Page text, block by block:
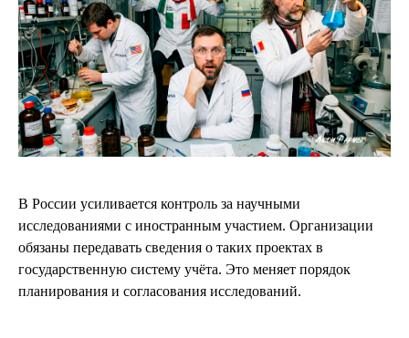
В России усиливается контроль за научными
исследованиями с иностранным участием. Организации
обязаны передавать сведения о таких проектах в
государственную систему учёта. Это меняет порядок
планирования и согласования исследований.